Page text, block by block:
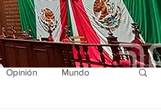
Opinión Mundo